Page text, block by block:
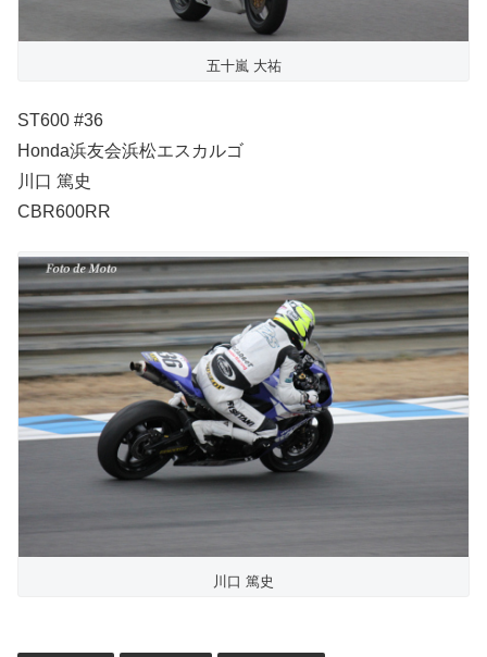
五十嵐 大祐
ST600 #36
Honda浜友会浜松エスカルゴ
川口 篤史
CBR600RR
川口 篤史